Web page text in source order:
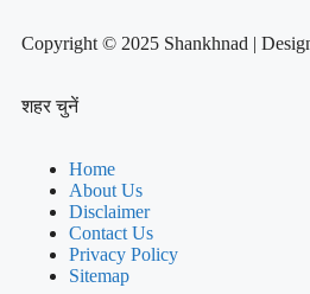
Copyright © 2025 Shankhnad |
शहर चुनें
Home
About Us
Disclaimer
Contact Us
Privacy Policy
Sitemap